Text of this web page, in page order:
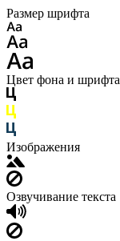
Размер шрифта
Цвет фона и шрифта
Изображения
Озвучивание текста